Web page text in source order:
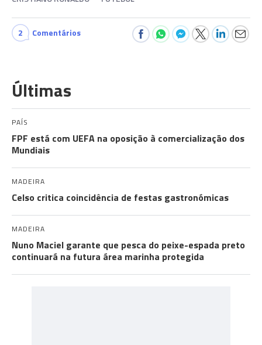
2 Comentários
Últimas
PAÍS
FPF está com UEFA na oposição à comercialização dos
Mundiais
MADEIRA
Celso critica coincidência de festas gastronómicas
MADEIRA
Nuno Maciel garante que pesca do peixe-espada preto
continuará na futura área marinha protegida